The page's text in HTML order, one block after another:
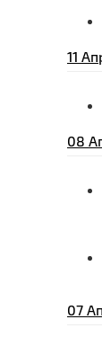
11
08
07